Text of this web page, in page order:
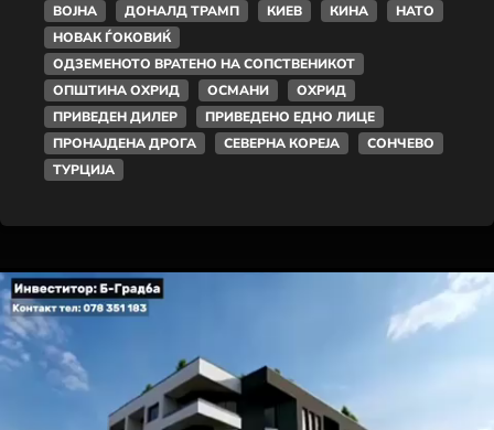
ВОЈНА
ДОНАЛД ТРАМП КИЕВ КИНА
НАТО
НОВАК ЃОКОВИЌ
ОДЗЕМЕНОТО ВРАТЕНО НА СОПСТВЕНИКОТ
ОПШТИНА ОХРИД
ОСМАНИ
ОХРИД
ПРИВЕДЕН ДИЛЕР
ПРИВЕДЕНО ЕДНО ЛИЦЕ
ПРОНАЈДЕНА ДРОГА
СЕВЕРНА КОРЕЈА
СОНЧЕВО
ТУРЦИЈА